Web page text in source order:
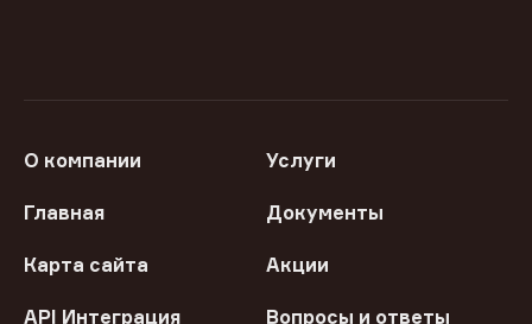
О компании Услуги
Главная Документы
Карта сайта Акции
API Интеграция Вопросы и ответы